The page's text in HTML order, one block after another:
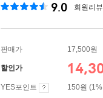
9.0 회원리
판매가 17,500원
할인가
YES포인트
150원